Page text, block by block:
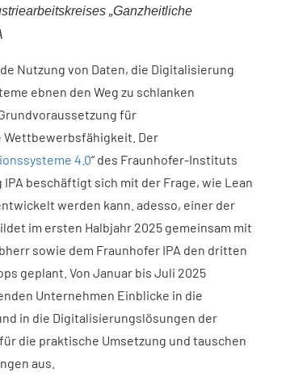
„Ganzheitliche
Nutzung von Daten, die Digitalisierung
ebnen den Weg zu schlanken
für
Der
4.0“ des Fraunhofer-Instituts
beschäftigt sich mit der Frage, wie Lean
werden kann. adesso, einer der
im ersten Halbjahr 2025 gemeinsam mit
sowie dem Fraunhofer IPA den dritten
geplant. Von Januar bis Juli 2025
Unternehmen Einblicke in die
in die Digitalisierungslösungen der
die praktische Umsetzung und tauschen
aus.